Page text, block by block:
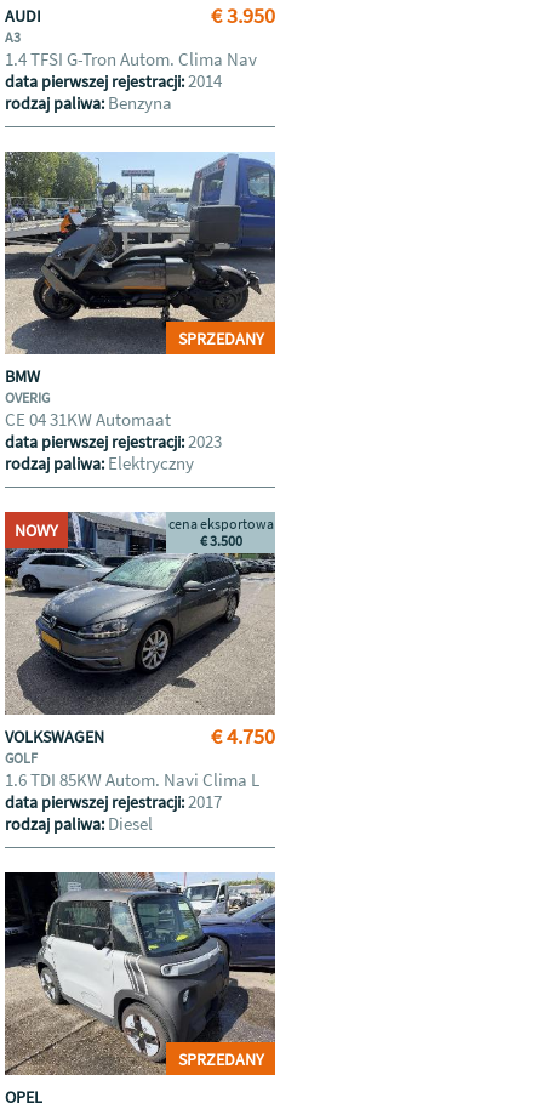
€ 3.950
AUDI
A3
1.4 TFSI G-Tron Autom. Clima Nav
data pierwszej rejestracji:2014
rodzaj paliwa: Benzyna
SPRZEDANY
BMW
OVERIG
CE 04 31KW Automaat
data pierwszej rejestracji:2023
rodzaj paliwa: Elektryczny
NOWY
€ 4.750
cena eksportowa
€ 3.500
VOLKSWAGEN
GOLF
1.6 TDI 85KW Autom. Navi Clima L
data pierwszej rejestracji:2017
rodzaj paliwa: Diesel
SPRZEDANY
OPEL